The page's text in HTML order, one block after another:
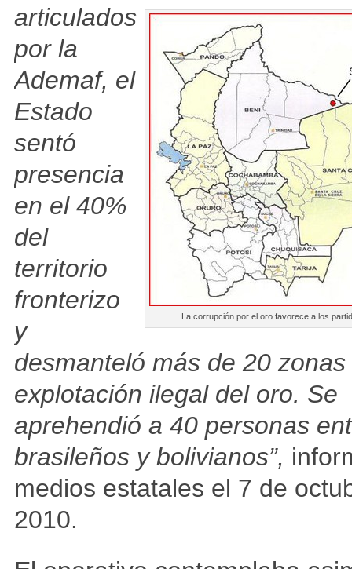
La corrupción por el oro favorece a los
articulados
por la
Ademaf, el
Estado
sentó
presencia
en el 40%
del
territorio
fronterizo
y
desmanteló más de 20 zonas
explotación ilegal del oro. Se
aprehendió a 40 personas
brasileños y bolivianos”,
medios estatales el 7 de
2010.